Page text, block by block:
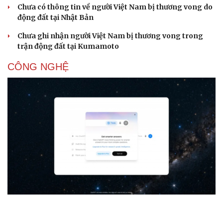
Chưa có thông tin về người Việt Nam bị thương vong do
động đất tại Nhật Bản
Chưa ghi nhận người Việt Nam bị thương vong trong
trận động đất tại Kumamoto
CÔNG NGHỆ